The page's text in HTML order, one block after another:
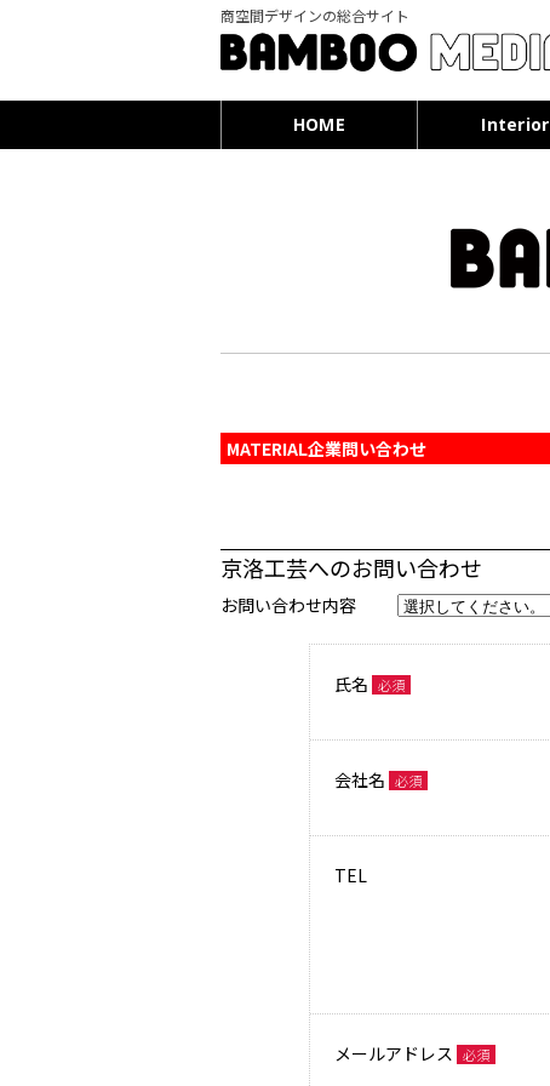
商空間デザインの総合サイト
HOME Interior
MATERIAL企業問い合わせ
京洛工芸へのお問い合わせ
お問い合わせ内容
氏名 必須
会社名 必須
TEL
メールアドレス 必須